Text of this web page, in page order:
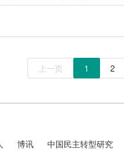
上一页 1 2
博讯
中国民主转型研究